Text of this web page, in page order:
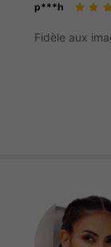
p***h
Fidèle aux